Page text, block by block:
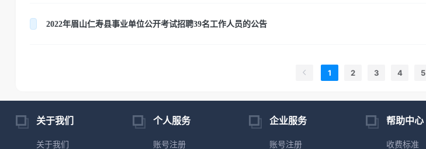
2022年眉山仁寿县事业单位公开考试招聘39名工作人员的公告
1 2 3 4 5
关于我们
关于我们
个人服务
账号注册
企业服务
账号注册
帮助中心
收费标准